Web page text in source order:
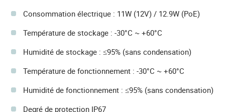
Consommation électrique : 11W (12V) / 12.9W (PoE)
Température de stockage : -30°C ~ +60°C
Humidité de stockage : ≤95% (sans condensation)
Température de fonctionnement : -30°C ~ +60°C
Humidité de fonctionnement : ≤95% (sans condensation)
Degré de protection IP67